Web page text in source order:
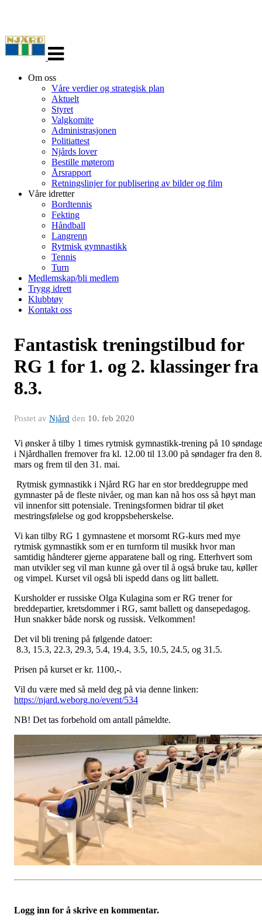
navigasjon
Om oss
Våre verdier og strategisk plan
Aktuelt
Styret
Valgkomite
Administrasjonen
Politiattest
Njårds lover
Bestille møterom
Årsrapport
Retningslinjer for publisering av bilder og film
Våre idretter
Bordtennis
Fekting
Håndball
Langrenn
Rytmisk gymnastikk
Tennis
Turn
Medlemskap/bli medlem
Trygg idrett
Klubbtøy
Kontakt oss
Fantastisk treningstilbud for
RG 1 for 1. og 2. klassinger fra
8.3.
Postet av Njård den 10. feb 2020
Vi ønsker å tilby 1 times rytmisk gymnastikk-trening på 10
i Njårdhallen fremover fra kl. 12.00 til 13.00 på søndager fra den 8.
mars og frem til den 31. mai.
Rytmisk gymnastikk i Njård RG har en stor breddegruppe med
gymnaster på de fleste nivåer, og man kan nå hos oss så høyt man
vil innenfor sitt potensiale. Treningsformen bidrar til øket
mestringsfølelse og god kroppsbeherskelse.
Vi kan tilby RG 1 gymnastene et morsomt RG-kurs med mye
rytmisk gymnastikk som er en turnform til musikk hvor man
samtidig håndterer gjerne apparatene ball og ring. Etterhvert som
man utvikler seg vil man kunne gå over til å også bruke tau, køller
og vimpel. Kurset vil også bli ispedd dans og litt ballett.
Kursholder er russiske Olga Kulagina som er RG trener for
breddepartier, kretsdommer i RG, samt ballett og dansepedagog.
Hun snakker både norsk og russisk. Velkommen!
Det vil bli trening på følgende datoer:
8.3, 15.3, 22.3, 29.3, 5.4, 19.4, 3.5, 10.5, 24.5, og 31.5.
Prisen på kurset er kr. 1100,-.
Vil du være med så meld deg på via denne linken:
https://njard.weborg.no/event/534
NB! Det tas forbehold om antall påmeldte.
Logg inn for å skrive en kommentar.